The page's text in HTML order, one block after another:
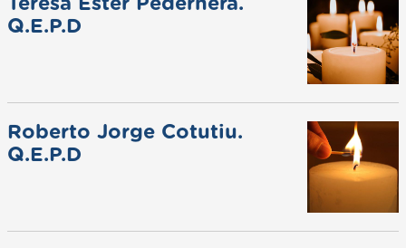
Q.E.P.D
Roberto Jorge Cotutiu.
Q.E.P.D